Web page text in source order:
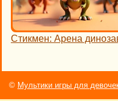
Стикмен: Арена
© Мультики игры для